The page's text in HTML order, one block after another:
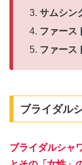
サムシン
ファース
ファース
ブライダル
ブライダルシャ